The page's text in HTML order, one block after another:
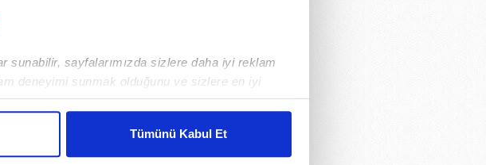
sayfalarımızda sizlere daha iyi reklam
deneyimi sunmak olduğunu ve sizlere en iyi
reklamların maliyetlerimizi karşılamak
hedefli reklamlar gösterilmeyecektir."
Tümünü Kabul Et